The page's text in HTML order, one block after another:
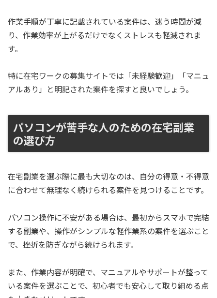
作業手順が丁寧に記載されている案件は、迷う時間が減
り、作業効率が上がるだけでなくストレスも軽減されま
す。
特に在宅ワークの募集サイトでは「未経験歓迎」「マニュ
アルあり」と明記された案件を探すと良いでしょう。
パソコンが苦手な人のための在宅副業
の選び方
在宅副業を選ぶ際に最も大切なのは、自分の得意・不得意
に合わせて無理なく続けられる案件を見つけることです。
パソコン操作に不安がある場合は、最初からスマホで完結
する副業や、操作がシンプルな軽作業系の案件を選ぶこと
で、挫折を防ぎながら続けられます。
また、作業内容が明確で、マニュアルやサポートが整って
いる案件を選ぶことで、初心者でも安心して取り組める点